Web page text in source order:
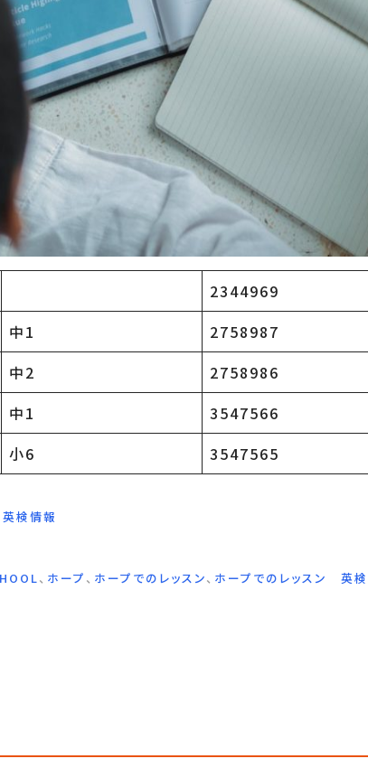
2344969
中1
2758987
中2
2758986
中1
3547566
小6
3547565
英検情報
、 ホープ 、 ホープでのレッスン、 ホープでのレッスン 英検